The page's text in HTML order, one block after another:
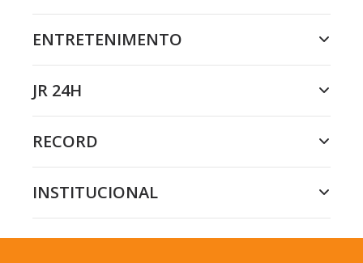
ENTRETENIMENTO
JR 24H
RECORD
INSTITUCIONAL